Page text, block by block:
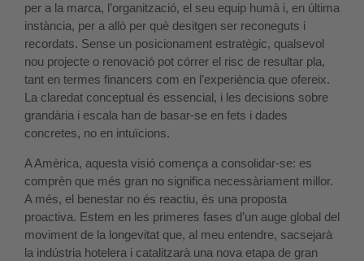
per a la marca, l’organització, el seu equip humà i, en última
instància, per a allò per què desitgen ser reconeguts i
recordats. Sense un posicionament estratègic, qualsevol
nou projecte o renovació pot córrer el risc de resultar pla,
tant en termes financers com en l’experiència que ofereix.
La claredat conceptual és essencial, i les decisions sobre
grandària i escala han de basar-se en fets i dades
concretes, no en intuïcions.
A Amèrica, aquesta visió comença a consolidar-se: es
comprèn que més gran no significa necessàriament millor.
A més, el benestar no és reactiu, és una proposta
proactiva. Estem en les primeres fases d’un auge global del
moviment de la longevitat que, al meu entendre, sacsejarà
la indústria hotelera i catalitzarà una nova etapa de gran